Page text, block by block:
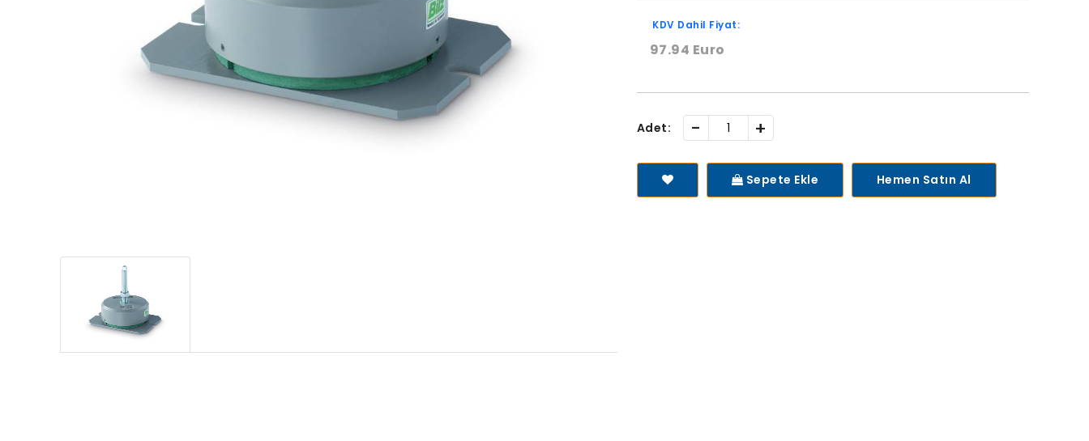
KDV Dahil Fiyat:
97.94 Euro
Adet: - +
Sepete Ekle Hemen Satın Al